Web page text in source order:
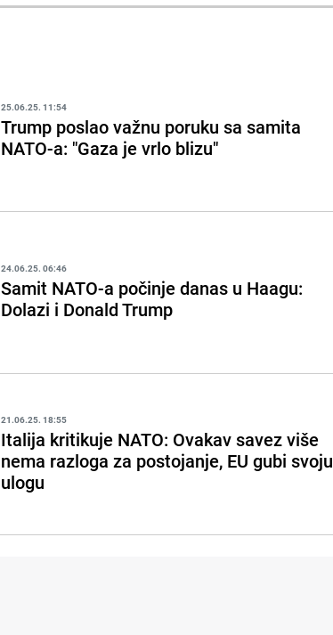
25.06.25. 11:54
Trump poslao važnu poruku sa samita
NATO-a: "Gaza je vrlo blizu"
24.06.25. 06:46
Samit NATO-a počinje danas u Haagu:
Dolazi i Donald Trump
21.06.25. 18:55
Italija kritikuje NATO: Ovakav savez više
nema razloga za postojanje, EU gubi svoju
ulogu